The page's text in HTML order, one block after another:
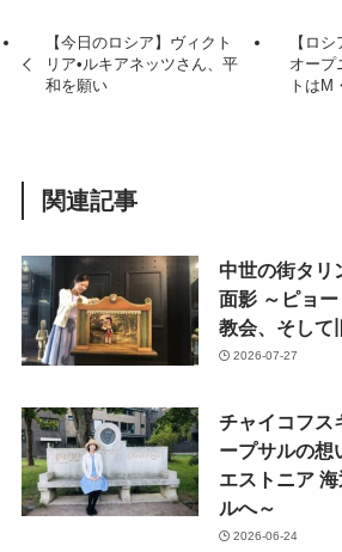
【今日のロシア】ヴィクト
リア•ルキアネッツさん、平
和を願い
【ロ
オープ
トはM
関連記事
中世の街タリ
面影 ～ピョ
教会、そして
2026-07-27
チャイコフス
ープサルの想
エストニア
ルへ～
2026-06-24